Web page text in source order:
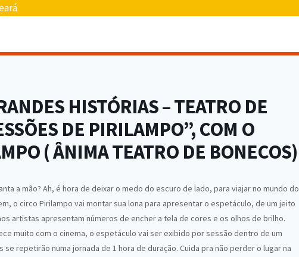
HISTÓRIAS – TEATRO DE
DE PIRILAMPO”, COM O
( ÂNIMA TEATRO DE BONECOS)
a mão? Ah, é hora de deixar o medo do escuro de lado, para viajar no mundo do
o circo Pirilampo vai montar sua lona para apresentar o espetáculo, de um jeito
artistas apresentam números de encher a tela de cores e os olhos de brilho.
muito com o cinema, o espetáculo vai ser exibido por sessão dentro de um
repetirão numa jornada de 1 hora de duração. Cuida pra não perder o lugar na